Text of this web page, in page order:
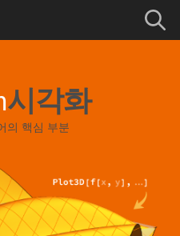
시각화
의 핵심 부분